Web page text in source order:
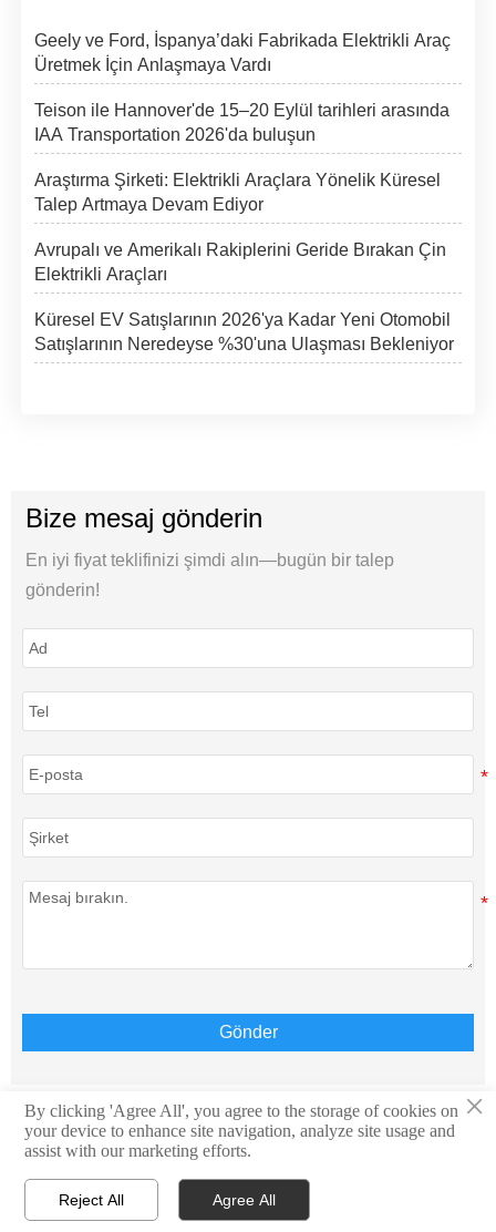
Geely ve Ford, İspanya’daki Fabrikada Elektrikli Araç
Üretmek İçin Anlaşmaya Vardı
Teison ile Hannover'de 15–20 Eylül tarihleri arasında
IAA Transportation 2026'da buluşun
Araştırma Şirketi: Elektrikli Araçlara Yönelik Küresel
Talep Artmaya Devam Ediyor
Avrupalı ve Amerikalı Rakiplerini Geride Bırakan Çin
Elektrikli Araçları
Küresel EV Satışlarının 2026'ya Kadar Yeni Otomobil
Satışlarının Neredeyse %30'una Ulaşması Bekleniyor
Bize mesaj gönderin
En iyi fiyat teklifinizi şimdi alın—bugün bir talep
gönderin!
Gönder
Telif Hakkı © Teison Energy Technology Co.,Ltd. Tüm
Hakları Saklıdır.
  
×
By clicking 'Agree All', you agree to the storage of cookies on
your device to enhance site navigation, analyze site usage and
assist with our marketing efforts.
Reject All Agree All